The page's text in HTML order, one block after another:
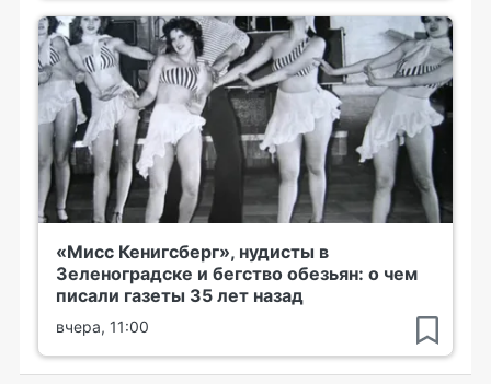
«Мисс Кенигсберг», нудисты в
Зеленоградске и бегство обезьян: о чем
писали газеты 35 лет назад
вчера, 11:00